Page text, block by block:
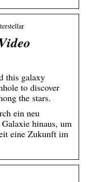
this galaxy
to discover
the stars.
ein neu
hinaus, um
eine Zukunft im